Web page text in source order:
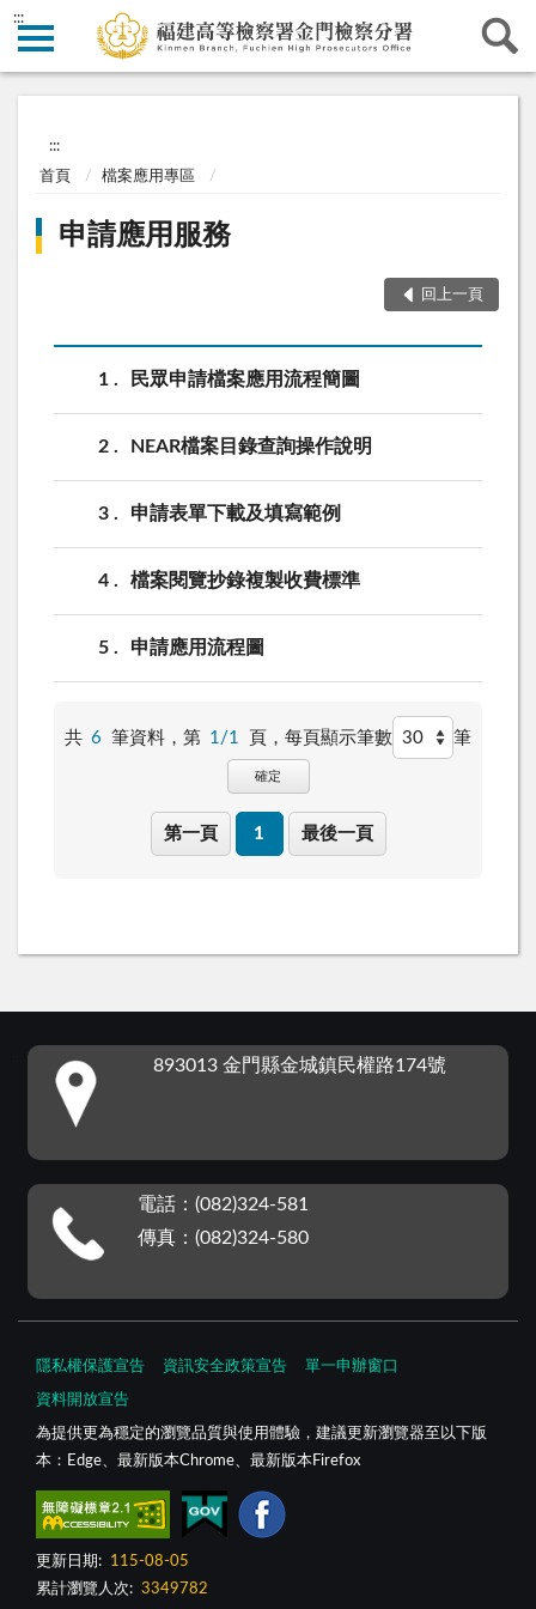
:::
:::
首頁 檔案應用專區
申請應用服務
回上一頁
1 民眾申請檔案應用流程簡圖
2 NEAR檔案目錄查詢操作說明
3 申請表單下載及填寫範例
4 檔案閱覽抄錄複製收費標準
5 申請應用流程圖
共 6 筆資料，第 1/1 頁， 每頁顯示筆數 筆
確定
第一頁 1 最後一頁
893013 金門縣金城鎮民權路174號
電話：(082)324-581
傳真：(082)324-580
隱私權保護宣告 資訊安全政策宣告 單一申辦窗口
資料開放宣告
為提供更為穩定的瀏覽品質與使用體驗，建議更新瀏覽器至以下版
本：Edge、最新版本Chrome、最新版本Firefox
更新日期:
115-08-05
累計瀏覽人次: 3349782